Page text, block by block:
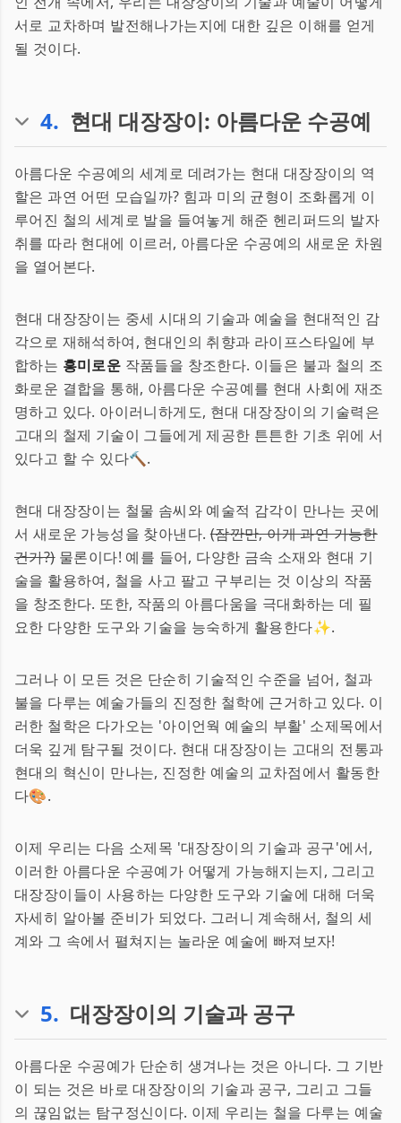
서로 교차하며 발전해나가는지에 대한 깊은 이해를 얻게
될 것이다.
4. 현대 대장장이: 아름다운 수공예
아름다운 수공예의 세계로 데려가는 현대 대장장이의 역
할은 과연 어떤 모습일까? 힘과 미의 균형이 조화롭게 이
루어진 철의 세계로 발을 들여놓게 해준 헨리퍼드의 발자
취를 따라 현대에 이르러, 아름다운 수공예의 새로운 차원
을 열어본다.
현대 대장장이는 중세 시대의 기술과 예술을 현대적인 감
각으로 재해석하여, 현대인의 취향과 라이프스타일에 부
합하는 흥미로운 작품들을 창조한다. 이들은 불과 철의 조
화로운 결합을 통해, 아름다운 수공예를 현대 사회에 재조
명하고 있다. 아이러니하게도, 현대 대장장이의 기술력은
고대의 철제 기술이 그들에게 제공한 튼튼한 기초 위에 서
있다고 할 수 있다🔨.
현대 대장장이는 철물 솜씨와 예술적 감각이 만나는 곳에
서 새로운 가능성을 찾아낸다.(잠깐만, 이게 과연 가능한
건가?)물론이다! 예를 들어, 다양한 금속 소재와 현대 기
술을 활용하여, 철을 사고 팔고 구부리는 것 이상의 작품
을 창조한다. 또한, 작품의 아름다움을 극대화하는 데 필
요한 다양한 도구와 기술을 능숙하게 활용한다✨.
그러나 이 모든 것은 단순히 기술적인 수준을 넘어, 철과
불을 다루는 예술가들의 진정한 철학에 근거하고 있다. 이
러한 철학은 다가오는 '아이언웍 예술의 부활' 소제목에서
더욱 깊게 탐구될 것이다. 현대 대장장이는 고대의 전통과
현대의 혁신이 만나는, 진정한 예술의 교차점에서 활동한
다🎨.
이제 우리는 다음 소제목 '대장장이의 기술과 공구'에서,
이러한 아름다운 수공예가 어떻게 가능해지는지, 그리고
대장장이들이 사용하는 다양한 도구와 기술에 대해 더욱
자세히 알아볼 준비가 되었다. 그러니 계속해서, 철의 세
계와 그 속에서 펼쳐지는 놀라운 예술에 빠져보자!
5. 대장장이의 기술과 공구
아름다운 수공예가 단순히 생겨나는 것은 아니다. 그 기반
이 되는 것은 바로 대장장이의 기술과 공구, 그리고 그들
의 끊임없는 탐구정신이다. 이제 우리는 철을 다루는 예술